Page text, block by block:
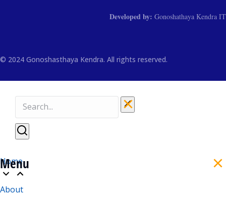
© 2024 Gonoshasthaya Kendra. All rights reserved.
Developed by: Gonoshathaya Kendra IT
Menu
Home
About